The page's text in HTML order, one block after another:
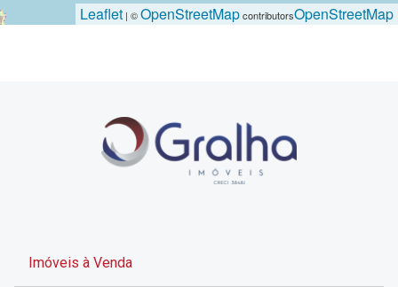
Leaflet | ©OpenStreetMapcontributorsOpenStreetMap
Imóveis à Venda